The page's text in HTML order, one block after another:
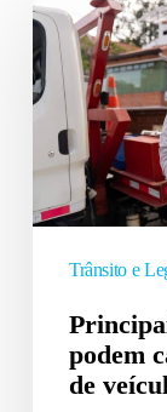
motivos
que
podem
causar
apreensão
veículo
Trânsito e
podem
de